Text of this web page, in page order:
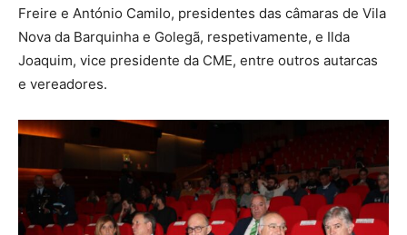
Freire e António Camilo, presidentes das câmaras de Vila
Nova da Barquinha e Golegã, respetivamente, e Ilda
Joaquim, vice presidente da CME, entre outros autarcas
e vereadores.